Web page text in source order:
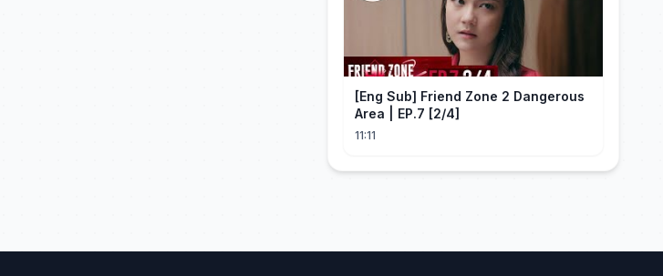
[Eng Sub] Friend Zone 2 Dangerous
Area | EP.7 [2/4]
11:11